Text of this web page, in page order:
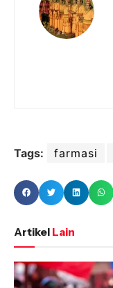
Tags: farmasi
Artikel Lain